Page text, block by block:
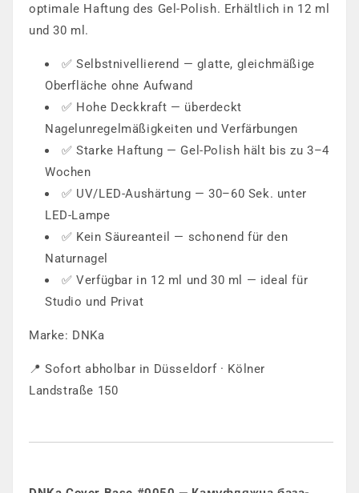
optimale Haftung des Gel-Polish. Erhältlich in 12 ml
und 30 ml.
✅ Selbstnivellierend — glatte, gleichmäßige
Oberfläche ohne Aufwand
✅ Hohe Deckkraft — überdeckt
Nagelunregelmäßigkeiten und Verfärbungen
✅ Starke Haftung — Gel-Polish hält bis zu 3–4
Wochen
✅ UV/LED-Aushärtung — 30–60 Sek. unter
LED-Lampe
✅ Kein Säureanteil — schonend für den
Naturnagel
✅ Verfügbar in 12 ml und 30 ml — ideal für
Studio und Privat
Marke: DNKa
📍 Sofort abholbar in Düsseldorf · Kölner
Landstraße 150